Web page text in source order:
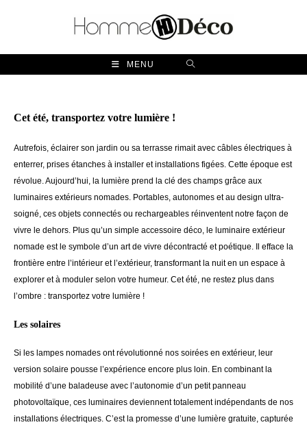
MENU
Cet été, transportez votre lumière !
Autrefois, éclairer son jardin ou sa terrasse rimait avec câbles électriques à
enterrer, prises étanches à installer et installations figées. Cette époque est
révolue. Aujourd’hui, la lumière prend la clé des champs grâce aux
luminaires extérieurs nomades. Portables, autonomes et au design ultra-
soigné, ces objets connectés ou rechargeables réinventent notre façon de
vivre le dehors. Plus qu’un simple accessoire déco, le luminaire extérieur
nomade est le symbole d’un art de vivre décontracté et poétique. Il efface la
frontière entre l’intérieur et l’extérieur, transformant la nuit en un espace à
explorer et à moduler selon votre humeur. Cet été, ne restez plus dans
l’ombre : transportez votre lumière !
Les solaires
Si les lampes nomades ont révolutionné nos soirées en extérieur, leur
version solaire pousse l’expérience encore plus loin. En combinant la
mobilité d’une baladeuse avec l’autonomie d’un petit panneau
photovoltaïque, ces luminaires deviennent totalement indépendants de nos
installations électriques. C’est la promesse d’une lumière gratuite, capturée